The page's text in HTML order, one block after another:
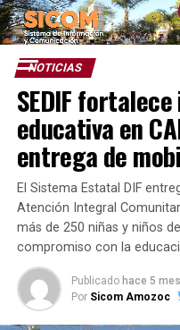
NOTICIAS
SEDIF
educativa en
entrega de
El Sistema Estatal DIF
Atención Integral
más de 250 niñas y niños
compromiso con la
Publicado hace 5
Por Sicom Amozoc